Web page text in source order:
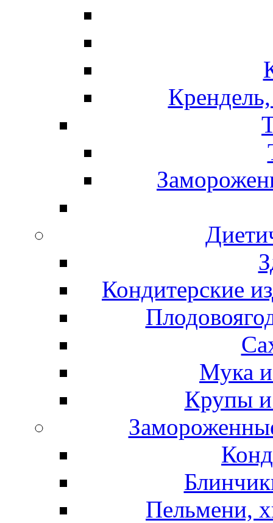
Кондитерские
Мука
Крупы и
Пельмени,